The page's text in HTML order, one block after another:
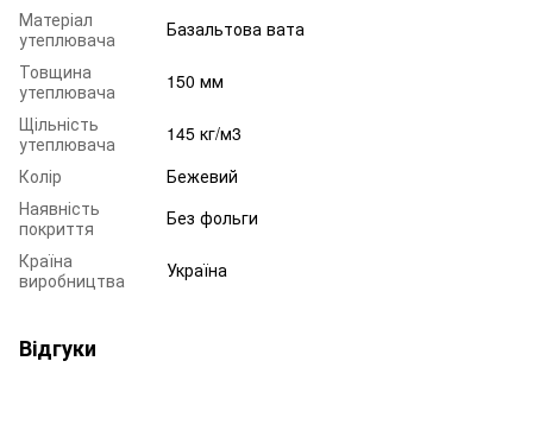
Матеріал
утеплювача
Базальтова вата
Товщина
утеплювача
150 мм
Щільність
утеплювача
145 кг/м3
Колір
Бежевий
Наявність
покриття
Без фольги
Країна
виробництва
Україна
Відгуки